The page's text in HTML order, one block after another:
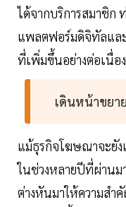
ได้จากบริการสมาชิก
แพลตฟอร์มดิจิทัลแล
ที่เพิ่มขึ้นอย่างต่อเนื่อง
เดินหน้าขยา
แม้ธุรกิจโฆษณาจะยั
ในช่วงหลายปีที่ผ่าน
ต่างหันมาให้ความสำ